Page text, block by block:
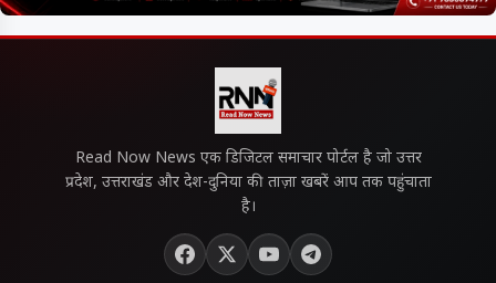
Read Now News एक डिजिटल समाचार पोर्टल है जो उत्तर
प्रदेश, उत्तराखंड और देश-दुनिया की ताज़ा खबरें आप तक पहुंचाता
है।